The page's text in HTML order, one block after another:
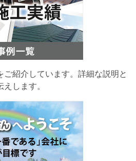
ご紹介しています。詳細な説明と
します。